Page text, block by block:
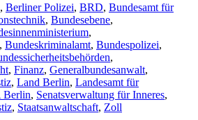
, Berliner Polizei, BRD, Bundesamt für
, Bundesebene,
,
, Bundeskriminalamt, Bundespolizei,
,
, Finanz, Generalbundesanwalt,
, Land Berlin, Landesamt für
, Senatsverwaltung für Inneres,
, Staatsanwaltschaft, Zoll